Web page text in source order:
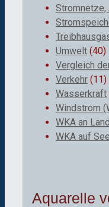
Stromnetze,
Umwelt (40)
Vergleich
Verkehr (11)
Wasserkraft
Windstrom
WKA an
WKA auf
Aquarelle